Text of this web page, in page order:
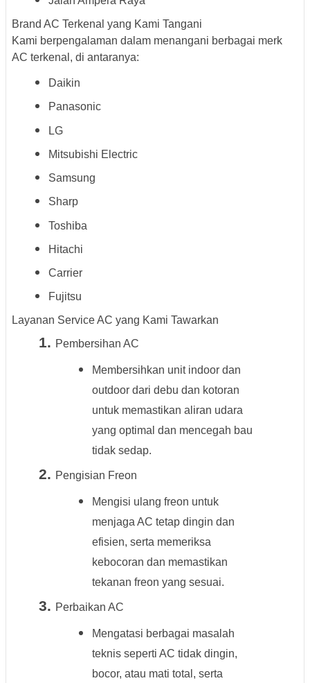
Brand AC Terkenal yang Kami Tangani
Kami berpengalaman dalam menangani berbagai merk
AC terkenal, di antaranya:
Daikin
Panasonic
LG
Mitsubishi Electric
Samsung
Sharp
Toshiba
Hitachi
Carrier
Fujitsu
Layanan Service AC yang Kami Tawarkan
Pembersihan AC
Membersihkan unit indoor dan
outdoor dari debu dan kotoran
untuk memastikan aliran udara
yang optimal dan mencegah bau
tidak sedap.
Pengisian Freon
Mengisi ulang freon untuk
menjaga AC tetap dingin dan
efisien, serta memeriksa
kebocoran dan memastikan
tekanan freon yang sesuai.
Perbaikan AC
Mengatasi berbagai masalah
teknis seperti AC tidak dingin,
bocor, atau mati total, serta